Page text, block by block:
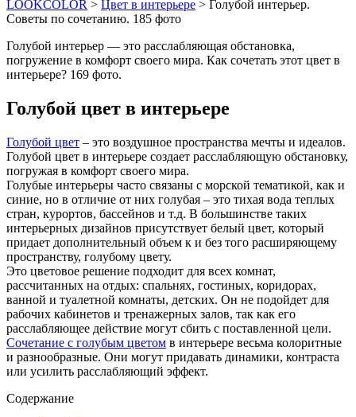
LOOKCOLOR > Цвет в интерьере > Голубой интерьер.
Советы по сочетанию. 185 фото
Голубой интерьер — это расслабляющая обстановка,
погружение в комфорт своего мира. Как сочетать этот цвет в
интерьере? 169 фото.
Голубой цвет в интерьере
Голубой цвет – это воздушное пространства мечты и идеалов.
Голубой цвет в интерьере создает расслабляющую обстановку,
погружая в комфорт своего мира.
Голубые интерьеры часто связаны с морской тематикой, как и
синие, но в отличие от них голубая – это тихая вода теплых
стран, курортов, бассейнов и т.д. В большинстве таких
интерьерных дизайнов присутствует белый цвет, который
придает дополнительный объем к и без того расширяющему
пространству, голубому цвету.
Это цветовое решение подходит для всех комнат,
рассчитанных на отдых: спальнях, гостиных, коридорах,
ванной и туалетной комнаты, детских. Он не подойдет для
рабочих кабинетов и тренажерных залов, так как его
расслабляющее действие могут сбить с поставленной цели.
Сочетание с голубым цветом в интерьере весьма колоритные
и разнообразные. Они могут придавать динамики, контраста
или усилить расслабляющий эффект.
Содержание